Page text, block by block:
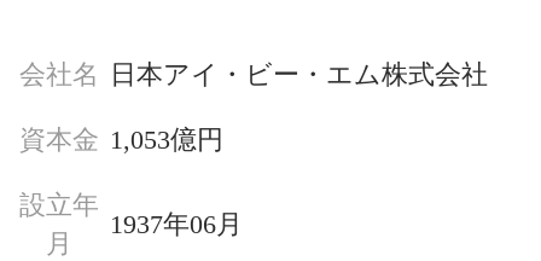
会社名 日本アイ・ビー・エム株式会社
資本金 1,053億円
設立年
月
1937年06月